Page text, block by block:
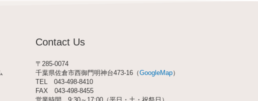
Contact Us
〒285-0074
千葉県佐倉市西御門明神台473-16（GoogleMap）
TEL 043-498-8410
FAX 043-498-8455